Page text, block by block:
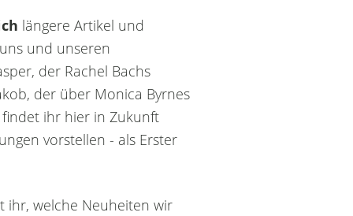
längere Artikel und
und unseren
der Rachel Bachs
der über Monica Byrnes
ihr hier in Zukunft
vorstellen - als Erster
ihr, welche Neuheiten wir